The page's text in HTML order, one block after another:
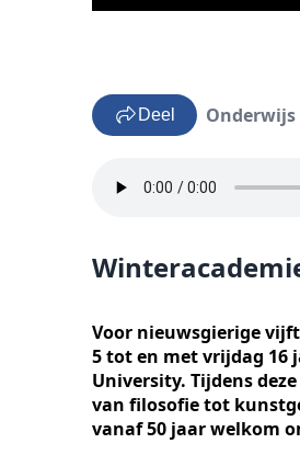
Deel Onderwijs
Voor nieuwsgierige
5 tot en met vrijdag 16
University. Tijdens
van filosofie tot
vanaf 50 jaar welkom